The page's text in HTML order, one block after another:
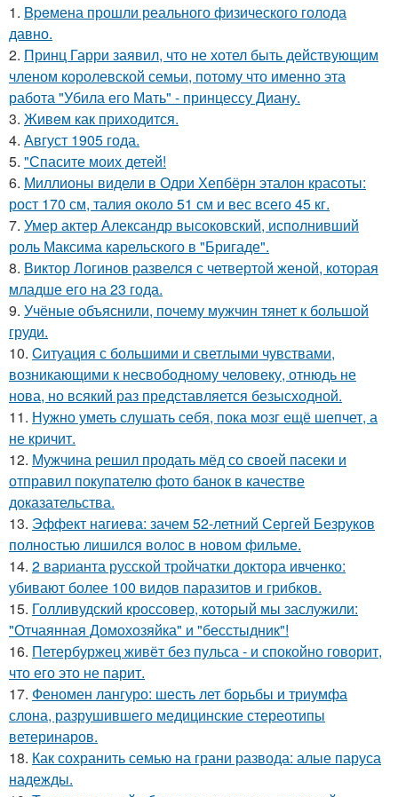
1. Bpeмена прошли реального физического голода
давно.
2. Принц Гарри заявил, что не хотел быть действующим
членом королевской семьи, потому что именно эта
работа "Убила его Мать" - принцессу Диану.
3. Живeм как приходится.
4. Август 1905 года.
5. "Спасите моих детей!
6. Миллионы видели в Одри Хепбёрн эталон красоты:
рост 170 см, талия около 51 см и вес всего 45 кг.
7. Умер актер Александр высоковский, исполнивший
роль Максима карельского в "Бригаде".
8. Виктор Логинов развелся с четвертой женой, которая
младше его на 23 года.
9. Учёные объяснили, почему мужчин тянет к большой
груди.
10. Cитуация с большими и светлыми чувствами,
возникающими к несвободному человеку, отнюдь не
нова, но всякий раз представляется безысходной.
11. Нужно уметь слушать себя, пока мозг ещё шепчет, а
не кричит.
12. Мужчина решил продать мёд со своей пасеки и
отправил покупателю фото банок в качестве
доказательства.
13. Эффект нагиева: зачем 52-летний Сергей Безруков
полностью лишился волос в новом фильме.
14. 2 варианта русской тройчатки доктора ивченко:
убивают более 100 видов паразитов и грибков.
15. Голливудский кроссовер, который мы заслужили:
"Отчаянная Домохозяйка" и "бесстыдник"!
16. Петербуржец живёт без пульса - и спокойно говорит,
что его это не парит.
17. Феномен лангуро: шесть лет борьбы и триумфа
слона, разрушившего медицинские стереотипы
ветеринаров.
18. Как сохранить семью на грани развода: алые паруса
надежды.